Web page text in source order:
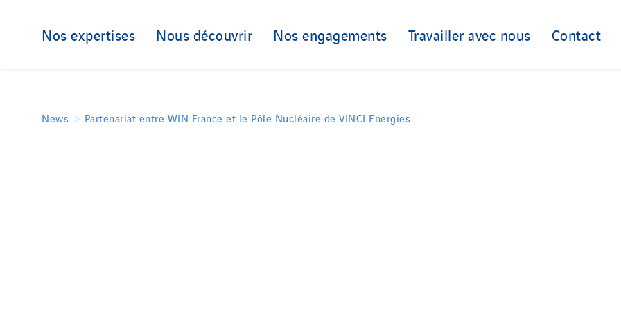
Nos expertises Nous découvrir Nos engagements Travailler avec nous Contact
News Partenariat entre WIN France et le Pôle Nucléaire de VINCI Energies